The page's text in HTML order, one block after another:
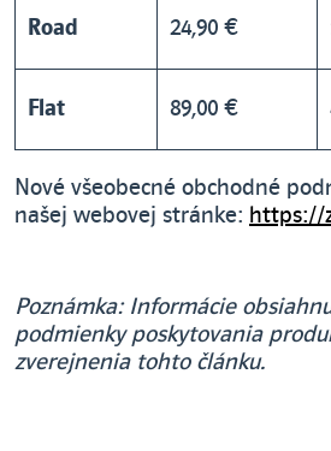
Road 24,90 €
Flat 89,00 €
Nové všeobecné obchodné
našej webovej stránke: https://
Poznámka: Informácie
podmienky poskytovania
zverejnenia tohto článku.